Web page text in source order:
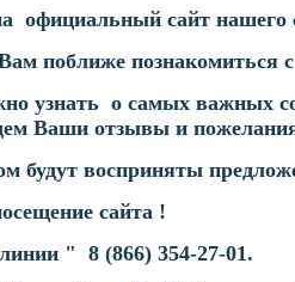
официальный сайт нашего
поближе познакомиться
узнать о самых важных
Ваши отзывы и
будут восприняты
сайта !
" 8 (866) 354-27-01.